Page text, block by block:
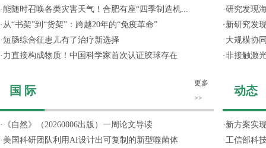
·能随时召唤各类灾害天气！合肥有座“四季制造机...
· 从“书架”到“货架”：跨越20年的“免疫革命”
· 短肠综合征患儿有了治疗新选择
· 力直接构成物质！中国科学家首次认证胶球存在
国 际
更多
>>
·
《自然》（20260806出版）一周论文导读
· 美国科研团队利用AI设计出可复制的新型噬菌体
·研究发现
· 新研究发
· 大规模协
·非接触激
动态
· 新方案实
·工信部科